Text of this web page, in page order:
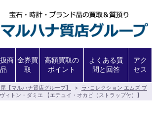
商
品
金券買
取
高額買取の
ポイント
よくある質
問と回答
アク
セス
【マルハナ質店グループ】 >
ラ･コレクション エムズ ブ
ィトン・ダミエ 【エテュイ・オカピ（ストラップ付）】